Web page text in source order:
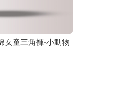
女童三角褲-小動物